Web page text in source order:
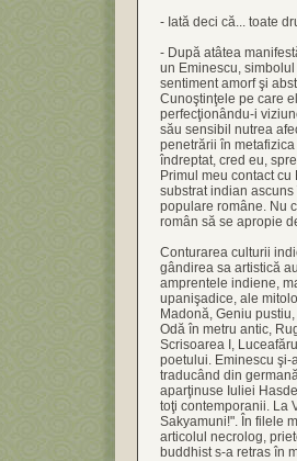
- Iată deci că... toate
- După atâtea
un Eminescu,
sentiment amorf şi
Cunoştinţele pe care
perfecţionându-i
său sensibil nutrea
penetrării în
îndreptat, cred eu,
Primul meu contact
substrat indian
populare române. Nu
român să se apropie
Conturarea culturii
gândirea sa artistică
amprentele indiene,
upanişadice, ale
Madonă, Geniu
Odă în metru antic,
Scrisoarea I,
poetului. Eminescu şi-
traducând din
aparţinuse Iuliei
toţi contemporanii. La
Sakyamuni!". În filele
articolul necrolog,
buddhist s-a retras în